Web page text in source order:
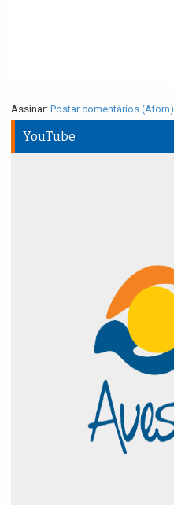
Assinar: Postar comentários (Atom)
YouTube